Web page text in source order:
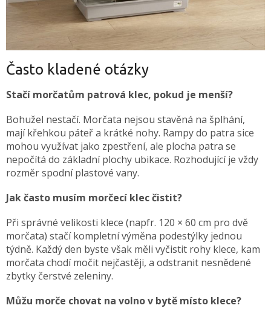
Často kladené otázky
Stačí morčatům patrová klec, pokud je menší?
Bohužel nestačí. Morčata nejsou stavěná na šplhání,
mají křehkou páteř a krátké nohy. Rampy do patra sice
mohou využívat jako zpestření, ale plocha patra se
nepočítá do základní plochy ubikace. Rozhodující je vždy
rozměr spodní plastové vany.
Jak často musím morčecí klec čistit?
Při správné velikosti klece (napfr. 120 × 60 cm pro dvě
morčata) stačí kompletní výměna podestýlky jednou
týdně. Každý den byste však měli vyčistit rohy klece, kam
morčata chodí močit nejčastěji, a odstranit nesnědené
zbytky čerstvé zeleniny.
Můžu morče chovat na volno v bytě místo klece?